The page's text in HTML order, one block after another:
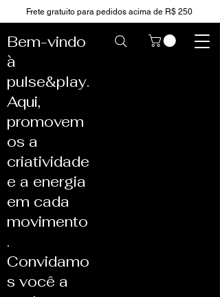
Frete gratuito para pedidos acima de R$ 250
Bem-vindo
à
pulse&play.
Aqui,
promovem
os a
criatividade
e a energia
em cada
movimento
.
Convidamo
s você a